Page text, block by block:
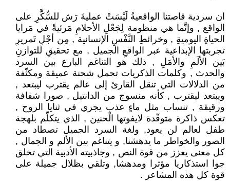
ان سردية قاصتنا الواقعيةُ لَيْسَتْ عمليةَ رَش للسُّكَّرِ على
الواقع , وإنَّما هي منظومة لِجَعْلِ الأحلامِ مَرئيةً في مَرايا
الحياةِ اليوميةِ , وخرائطِ النَّفْسِ الإنسانية , مِن أجْلِ تَمريرِ
تجربتها الإبداعية عبر الواقعِ الجميل , مع تحقيقِ للتوازنِ
بَين الألَمِ والأمَلِ , ذلك هو التناغم البارع بين السرد
والحدث , وكلمات الذكريات تحمل شحنة عميقة ومكثّفة
من الدلالات التي تنقل القارئ إلى عالم يقترب ليبتعد ,
ويبتعد ليقترب , كأنه منسوج من الدانتيل , صورا شفافة
ورقيقة , تنساب مثل ماءٍ عذبٍ يجري في ثنايا الروح ,
تعكس ذاكرة متوقّدة لايفوتها الحنين , الذي يتكلّم بلهجة
طفل لعالم لن يعود, ولغة السرد الجميل تصطاد من
الصور والخواطر ما يدهشنا, و يتناغم بين الألم و الجمال ,
كل معنى يعزز من قوة النص , وجاذبيته الأدبية التي تخلق
جوا استذكاريا مؤثرا ومدهشا, وتلقي بظلال جميلة على
قوة كل هذه المشاعر .